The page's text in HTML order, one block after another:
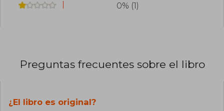
0% (1)
Preguntas frecuentes sobre el libro
¿El libro es original?